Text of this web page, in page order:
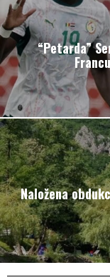
“Petarda”
Naložena